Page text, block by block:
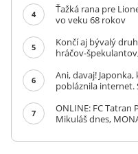
4
Ťažká rana pre
vo veku 68 rokov
5
Končí aj bývalý
hráčov-
6
Ani, davaj!
pobláznila internet.
7
ONLINE: FC Tatran
Mikuláš dnes,